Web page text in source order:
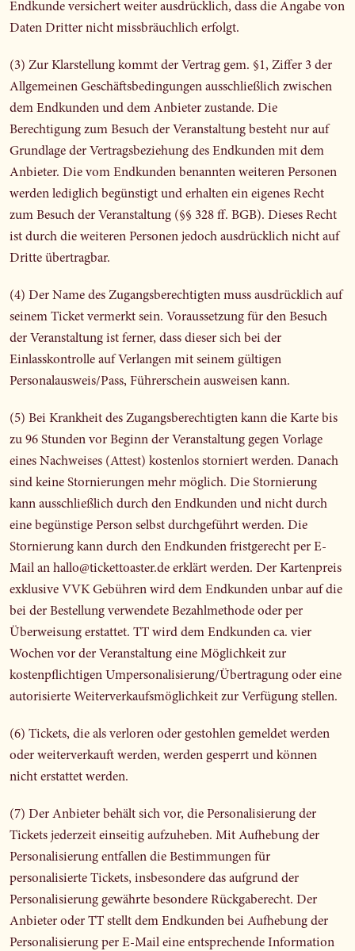
Endkunde versichert weiter ausdrücklich, dass die Angabe von
Daten Dritter nicht missbräuchlich erfolgt.
(3) Zur Klarstellung kommt der Vertrag gem. §1, Ziffer 3 der
Allgemeinen Geschäftsbedingungen ausschließlich zwischen
dem Endkunden und dem Anbieter zustande. Die
Berechtigung zum Besuch der Veranstaltung besteht nur auf
Grundlage der Vertragsbeziehung des Endkunden mit dem
Anbieter. Die vom Endkunden benannten weiteren Personen
werden lediglich begünstigt und erhalten ein eigenes Recht
zum Besuch der Veranstaltung (§§ 328 ff. BGB). Dieses Recht
ist durch die weiteren Personen jedoch ausdrücklich nicht auf
Dritte übertragbar.
(4) Der Name des Zugangsberechtigten muss ausdrücklich auf
seinem Ticket vermerkt sein. Voraussetzung für den Besuch
der Veranstaltung ist ferner, dass dieser sich bei der
Einlasskontrolle auf Verlangen mit seinem gültigen
Personalausweis/Pass, Führerschein ausweisen kann.
(5) Bei Krankheit des Zugangsberechtigten kann die Karte bis
zu 96 Stunden vor Beginn der Veranstaltung gegen Vorlage
eines Nachweises (Attest) kostenlos storniert werden. Danach
sind keine Stornierungen mehr möglich. Die Stornierung
kann ausschließlich durch den Endkunden und nicht durch
eine begünstige Person selbst durchgeführt werden. Die
Stornierung kann durch den Endkunden fristgerecht per E-
Mail an hallo@tickettoaster.de erklärt werden. Der Kartenpreis
exklusive VVK Gebühren wird dem Endkunden unbar auf die
bei der Bestellung verwendete Bezahlmethode oder per
Überweisung erstattet. TT wird dem Endkunden ca. vier
Wochen vor der Veranstaltung eine Möglichkeit zur
kostenpflichtigen Umpersonalisierung/Übertragung oder eine
autorisierte Weiterverkaufsmöglichkeit zur Verfügung stellen.
(6) Tickets, die als verloren oder gestohlen gemeldet werden
oder weiterverkauft werden, werden gesperrt und können
nicht erstattet werden.
(7) Der Anbieter behält sich vor, die Personalisierung der
Tickets jederzeit einseitig aufzuheben. Mit Aufhebung der
Personalisierung entfallen die Bestimmungen für
personalisierte Tickets, insbesondere das aufgrund der
Personalisierung gewährte besondere Rückgaberecht. Der
Anbieter oder TT stellt dem Endkunden bei Aufhebung der
Personalisierung per E-Mail eine entsprechende Information